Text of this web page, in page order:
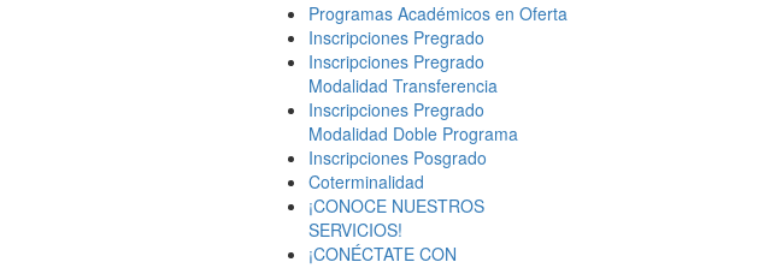
Programas Académicos en Oferta
Inscripciones Pregrado
Inscripciones Pregrado
Modalidad Transferencia
Inscripciones Pregrado
Modalidad Doble Programa
Inscripciones Posgrado
Coterminalidad
¡CONOCE NUESTROS
SERVICIOS!
¡CONÉCTATE CON